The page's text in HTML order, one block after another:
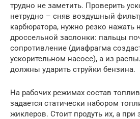
трудно не заметить. Проверить
нетрудно – сняв воздушный
карбюратора, нужно резко нажать
дроссельной заслонки: пальцы
сопротивление (диафрагма
ускорительном насосе), а из
должны ударить струйки бензина.
На рабочих режимах состав
задается статически набором
жиклеров. Стоит продуть их, а при